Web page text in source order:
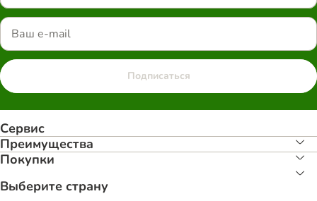
Подписаться
Сервис
Преимуществa
Покупки
Выберите страну